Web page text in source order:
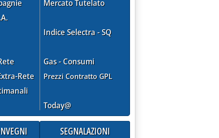
'
Rete
Mercato Tutelato
Indice Selectra - SQ
Gas - Consumi
Prezzi Contratto GPL
Today@
SEGNALAZIONI